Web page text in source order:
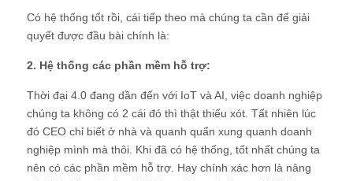
Có hệ thống tốt rồi, cái tiếp theo mà chúng ta cần để giải
quyết được đầu bài chính là:
2. Hệ thống các phần mềm hỗ trợ:
Thời đại 4.0 đang dần đến với IoT và AI, việc doanh nghiệp
chúng ta không có 2 cái đó thì thật thiếu xót. Tất nhiên lúc
đó CEO chỉ biết ở nhà và quanh quẩn xung quanh doanh
nghiệp mình mà thôi. Khi đã có hệ thống, tốt nhất chúng ta
nên có các phần mềm hỗ trợ. Hay chính xác hơn là nâng